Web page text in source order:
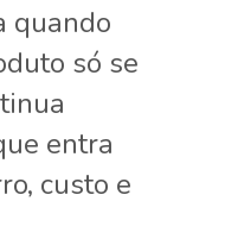
quando
só se
entra
custo e